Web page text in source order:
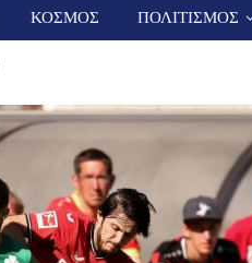
ΚΟΣΜΟΣ ΠΟΛΙΤΙΣΜΟΣ